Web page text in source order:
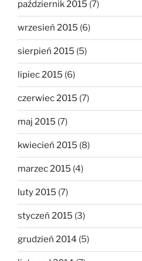
październik 2015 (7)
wrzesień 2015 (6)
sierpień 2015 (5)
lipiec 2015 (6)
czerwiec 2015 (7)
maj 2015 (7)
kwiecień 2015 (8)
marzec 2015 (4)
luty 2015 (7)
styczeń 2015 (3)
grudzień 2014 (5)